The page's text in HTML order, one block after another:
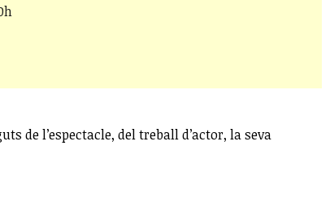
de l’espectacle, del treball d’actor, la seva